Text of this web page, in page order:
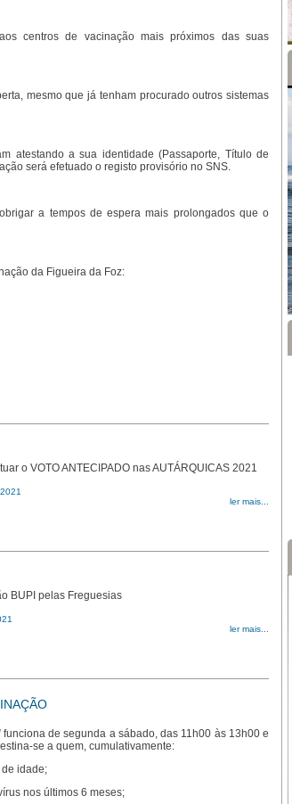
centros de vacinação mais próximos das suas
mesmo que já tenham procurado outros sistemas
atestando a sua identidade (Passaporte, Título de
será efetuado o registo provisório no SNS.
a tempos de espera mais prolongados que o
da Figueira da Foz:
o VOTO ANTECIPADO nas AUTÁRQUICAS 2021
ler mais...
BUPI pelas Freguesias
ler mais...
funciona de segunda a sábado, das 11h00 às 13h00 e
se a quem, cumulativamente:
idade;
nos últimos 6 meses;